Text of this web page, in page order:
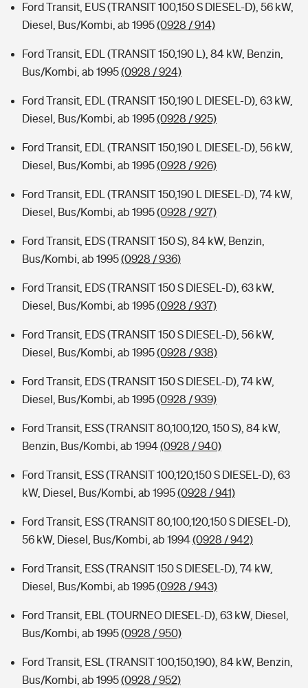
Ford Transit, EUS (TRANSIT 100,150 S DIESEL-D), 56 kW,
Diesel, Bus/Kombi, ab 1995(0928 / 914)
Ford Transit, EDL (TRANSIT 150,190 L), 84 kW, Benzin,
Bus/Kombi, ab 1995(0928 / 924)
Ford Transit, EDL (TRANSIT 150,190 L DIESEL-D), 63 kW,
Diesel, Bus/Kombi, ab 1995(0928 / 925)
Ford Transit, EDL (TRANSIT 150,190 L DIESEL-D), 56 kW,
Diesel, Bus/Kombi, ab 1995(0928 / 926)
Ford Transit, EDL (TRANSIT 150,190 L DIESEL-D), 74 kW,
Diesel, Bus/Kombi, ab 1995(0928 / 927)
Ford Transit, EDS (TRANSIT 150 S), 84 kW, Benzin,
Bus/Kombi, ab 1995(0928 / 936)
Ford Transit, EDS (TRANSIT 150 S DIESEL-D), 63 kW,
Diesel, Bus/Kombi, ab 1995(0928 / 937)
Ford Transit, EDS (TRANSIT 150 S DIESEL-D), 56 kW,
Diesel, Bus/Kombi, ab 1995(0928 / 938)
Ford Transit, EDS (TRANSIT 150 S DIESEL-D), 74 kW,
Diesel, Bus/Kombi, ab 1995(0928 / 939)
Ford Transit, ESS (TRANSIT 80,100,120, 150 S), 84 kW,
Benzin, Bus/Kombi, ab 1994(0928 / 940)
Ford Transit, ESS (TRANSIT 100,120,150 S DIESEL-D), 63
kW, Diesel, Bus/Kombi, ab 1995(0928 / 941)
Ford Transit, ESS (TRANSIT 80,100,120,150 S DIESEL-D),
56 kW, Diesel, Bus/Kombi, ab 1994(0928 / 942)
Ford Transit, ESS (TRANSIT 150 S DIESEL-D), 74 kW,
Diesel, Bus/Kombi, ab 1995(0928 / 943)
Ford Transit, EBL (TOURNEO DIESEL-D), 63 kW, Diesel,
Bus/Kombi, ab 1995(0928 / 950)
Ford Transit, ESL (TRANSIT 100,150,190), 84 kW, Benzin,
Bus/Kombi, ab 1995(0928 / 952)